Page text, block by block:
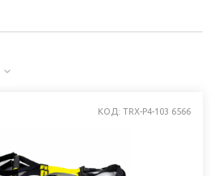
КОД: TRX-P4-103 6566